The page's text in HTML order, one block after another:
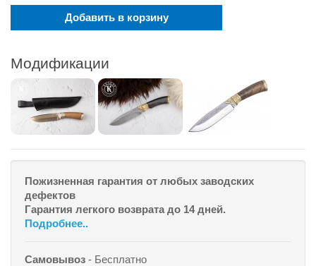
Добавить в корзину
Модификации
Пожизненная гарантия от любых заводских
дефектов
Гарантия легкого возврата до 14 дней.
Подробнее..
Самовывоз - Бесплатно